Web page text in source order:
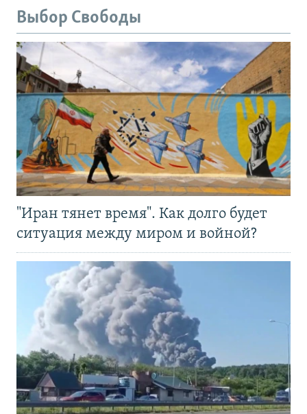
Выбор Свободы
"Иран тянет время". Как долго будет
ситуация между миром и войной?